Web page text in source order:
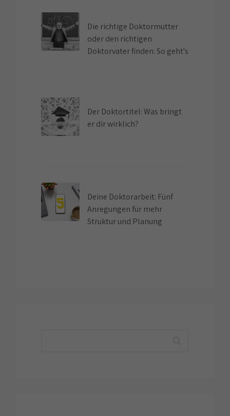
Die richtige Doktormutter
oder den richtigen
Doktorvater finden: So geht's
Der Doktortitel: Was bringt
er dir wirklich?
Deine Doktorarbeit: Fünf
Anregungen für mehr
Struktur und Planung